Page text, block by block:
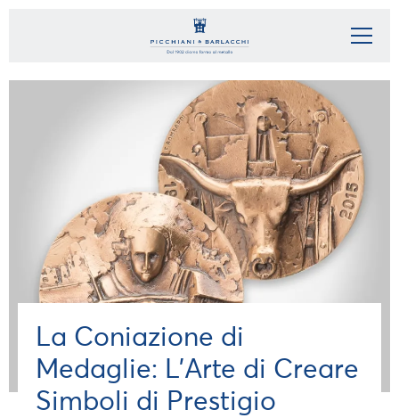
La Coniazione di
Medaglie: L’Arte di Creare
Simboli di Prestigio